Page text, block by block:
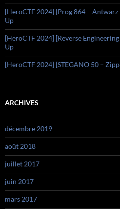
[HeroCTF 2024] [Prog 864 –
Up
[HeroCTF 2024] [Reverse
Up
[HeroCTF 2024] [STEGANO 50 –
ARCHIVES
décembre 2019
août 2018
juillet 2017
juin 2017
mars 2017